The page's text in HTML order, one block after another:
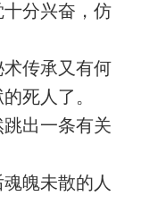
分兴奋，仿
传承又有何
死人了。
出一条有关
魄未散的人